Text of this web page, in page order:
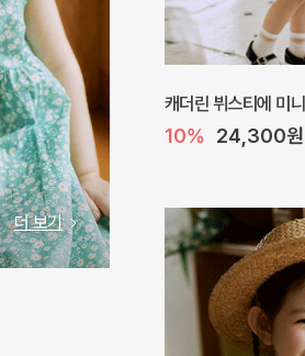
더 보기
오드 바디수트
10% 27,900원